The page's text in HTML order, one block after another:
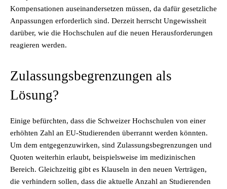
Kompensationen auseinandersetzen müssen, da dafür gesetzliche
Anpassungen erforderlich sind. Derzeit herrscht Ungewissheit
darüber, wie die Hochschulen auf die neuen Herausforderungen
reagieren werden.
Zulassungsbegrenzungen als
Lösung?
Einige befürchten, dass die Schweizer Hochschulen von einer
erhöhten Zahl an EU-Studierenden überrannt werden könnten.
Um dem entgegenzuwirken, sind Zulassungsbegrenzungen und
Quoten weiterhin erlaubt, beispielsweise im medizinischen
Bereich. Gleichzeitig gibt es Klauseln in den neuen Verträgen,
die verhindern sollen, dass die aktuelle Anzahl an Studierenden